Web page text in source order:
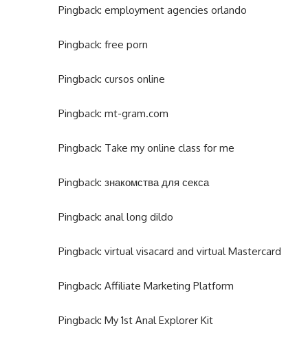
Pingback: employment agencies orlando
Pingback: free porn
Pingback: cursos online
Pingback: mt-gram.com
Pingback: Take my online class for me
Pingback: знакомства для секса
Pingback: anal long dildo
Pingback: virtual visacard and virtual Mastercard
Pingback: Affiliate Marketing Platform
Pingback: My 1st Anal Explorer Kit